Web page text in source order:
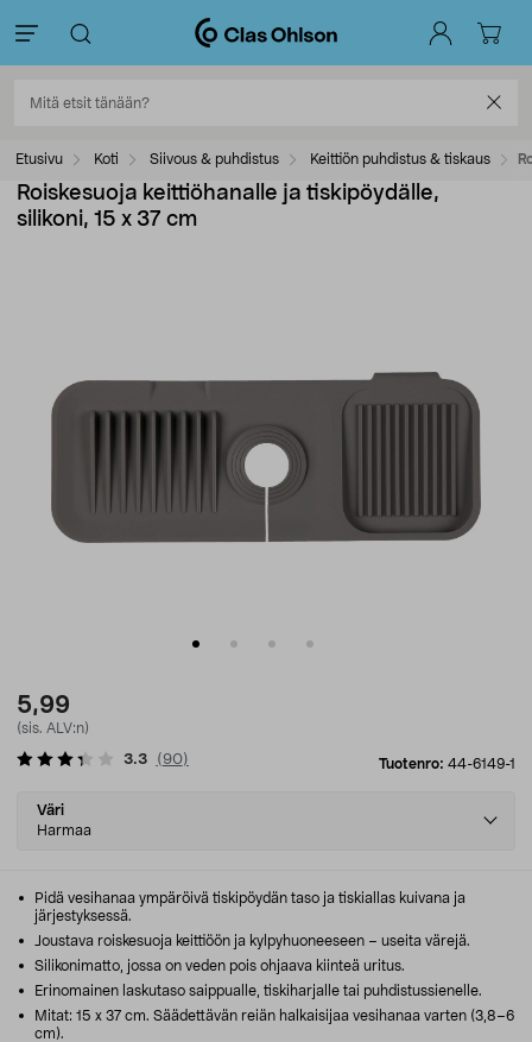
Etusivu Koti Siivous & puhdistus Keittiön puhdistus & tiskaus
Roiskesuoja keittiöhanalle ja tiskipöydälle,
silikoni, 15 x 37 cm
5,99
(sis. ALV:n)
Tuotenro: 44-6149-1
3.3 (90)
Select
variant
Väri
Harmaa
Pidä vesihanaa ympäröivä tiskipöydän taso ja tiskiallas kuivana ja
järjestyksessä.
Joustava roiskesuoja keittiöön ja kylpyhuoneeseen – useita värejä.
Silikonimatto, jossa on veden pois ohjaava kiinteä uritus.
Erinomainen laskutaso saippualle, tiskiharjalle tai puhdistussienelle.
Mitat: 15 x 37 cm. Säädettävän reiän halkaisijaa vesihanaa varten (3,8–6
cm).